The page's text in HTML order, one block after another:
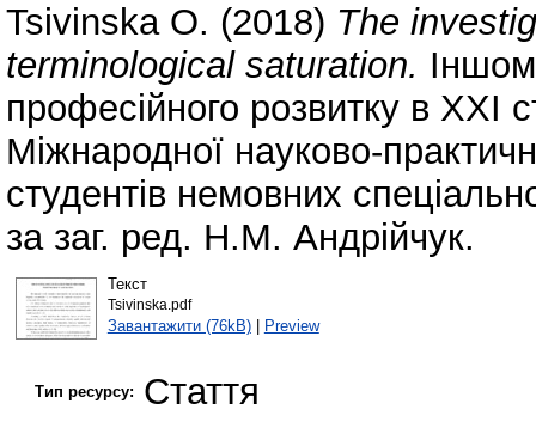
Tsivinska O. (2018) The
terminological saturation.
професійного розвитку в ХХІ
Міжнародної науково-
студентів немовних
за заг. ред. Н.М. Андрійчук.
Текст
Tsivinska.pdf
Завантажити (76kB)| Preview
Тип ресурсу: Стаття